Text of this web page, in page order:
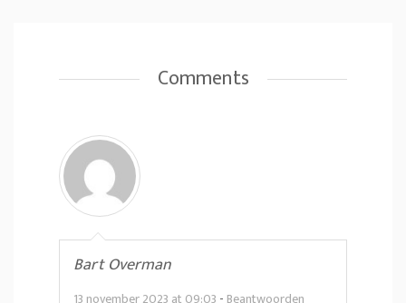
Comments
Bart Overman